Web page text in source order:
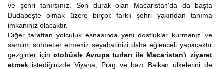
ve şehri tanırsınız. Son durak olan Macaristan'da da başta
Budapeşte olmak üzere birçok farklı şehri yakından tanıma
imkanınız olacaktır.
Diğer taraftan yolculuk esnasında yeni dostluklar kurmanız ve
samimi sohbetler etmeniz seyahatinizi daha eğlenceli yapacaktır
gezginler içinotobüsle Avrupa turları ile Macaristan'ı ziyaret
etmek istediğinizde Viyana, Prag ve bazı Balkan ülkelerini de